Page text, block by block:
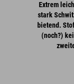
Extrem
stark
bietend.
(noch?)